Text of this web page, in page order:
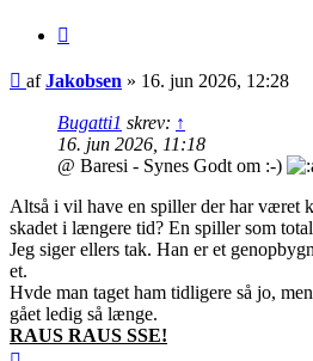
Indlæg
afJakobsen » 16. jun 2026, 12:28
Bugatti1 skrev: ↑
16. jun 2026, 11:18
@ Baresi - Synes Godt om :-)
Altså i vil have en spiller der har været
skadet i længere tid? En spiller som
Jeg siger ellers tak. Han er et
et.
Hvde man taget ham tidligere så jo,
gået ledig så længe.
RAUS RAUS SSE!